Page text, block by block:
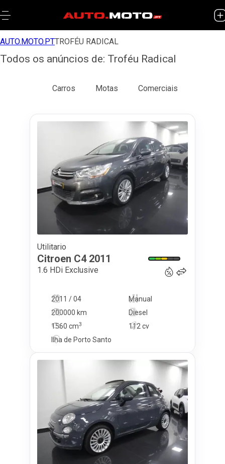
AUTO.MOTO.PTTROFÉU RADICAL
Todos os anúncios de: Troféu Radical
Carros Motas Comerciais
Utilitario
Citroen C4 2011
1.6 HDi Exclusive
2011 / 04
Manual
200000 km
112 cv
Diesel
1560 cm3
Ilha de Porto Santo